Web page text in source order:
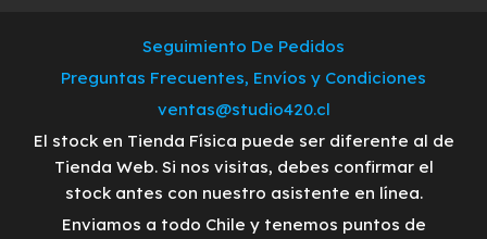
Seguimiento De Pedidos
Preguntas Frecuentes, Envíos y Condiciones
ventas@studio420.cl
El stock en Tienda Física puede ser diferente al de
Tienda Web. Si nos visitas, debes confirmar el
stock antes con nuestro asistente en línea.
Enviamos a todo Chile y tenemos puntos de